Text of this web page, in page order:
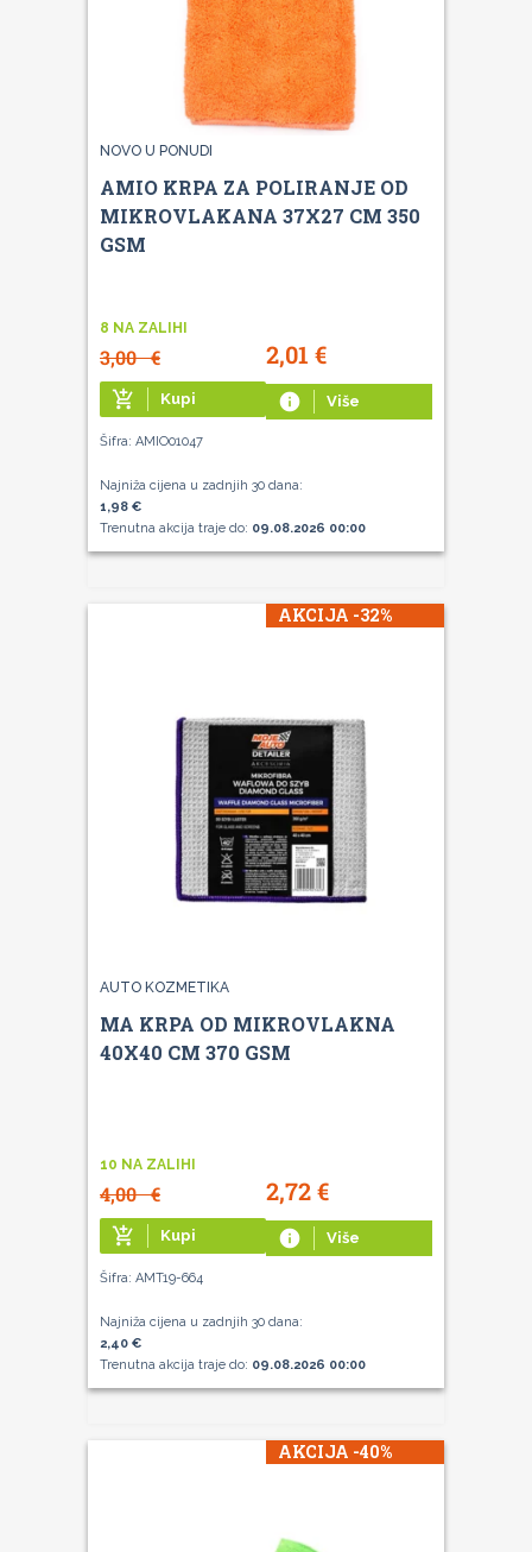
NOVO U PONUDI
AMIO KRPA ZA POLIRANJE OD
MIKROVLAKANA 37X27 CM 350
GSM
8 NA ZALIHI
3,00€ 2,01€
add_shopping_cart Kupi info Više
Šifra: AMIO01047
Najniža cijena u zadnjih 30 dana:
1,98 €
Trenutna akcija traje do: 09.08.2026 00:00
AKCIJA -32%
AUTO KOZMETIKA
MA KRPA OD MIKROVLAKNA
40X40 CM 370 GSM
10 NA ZALIHI
4,00€ 2,72€
add_shopping_cart Kupi info Više
Šifra: AMT19-664
Najniža cijena u zadnjih 30 dana:
2,40 €
Trenutna akcija traje do: 09.08.2026 00:00
AKCIJA -40%